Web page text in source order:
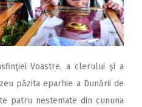
Voastre, a clerului şi a
păzita eparhie a Dunării de
patru nestemate din cununa